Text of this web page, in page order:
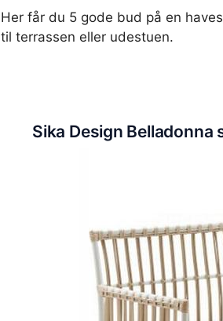
Her får du 5 gode bud på en
til terrassen eller udestuen.
Sika Design Belladonna